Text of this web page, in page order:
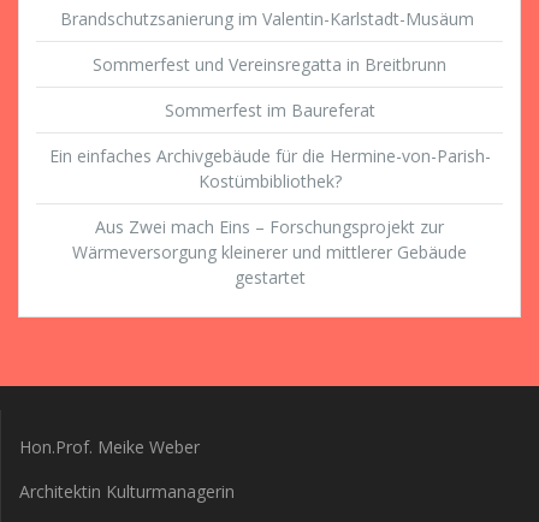
Brandschutzsanierung im Valentin-Karlstadt-Musäum
Sommerfest und Vereinsregatta in Breitbrunn
Sommerfest im Baureferat
Ein einfaches Archivgebäude für die Hermine-von-Parish-
Kostümbibliothek?
Aus Zwei mach Eins – Forschungsprojekt zur
Wärmeversorgung kleinerer und mittlerer Gebäude
gestartet
Hon.Prof. Meike Weber
Architektin Kulturmanagerin